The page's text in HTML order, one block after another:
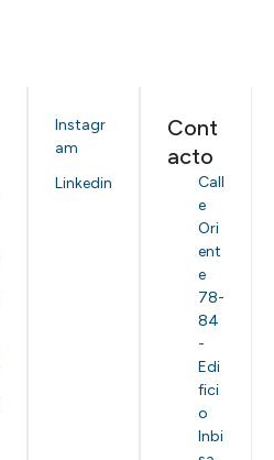
Instagr
am
Linkedin
Cont
acto
Call
e
Ori
ent
e
78-
84
-
Edi
fici
o
Inbi